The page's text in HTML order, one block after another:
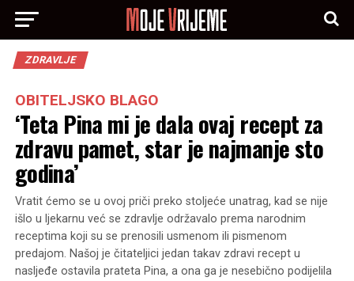
ZDRAVLJE
OBITELJSKO BLAGO
‘Teta Pina mi je dala ovaj recept za
zdravu pamet, star je najmanje sto
godina’
Vratit ćemo se u ovoj priči preko stoljeće unatrag, kad se nije
išlo u ljekarnu već se zdravlje održavalo prema narodnim
receptima koji su se prenosili usmenom ili pismenom
predajom. Našoj je čitateljici jedan takav zdravi recept u
nasljeđe ostavila prateta Pina, a ona ga je nesebično podijelila